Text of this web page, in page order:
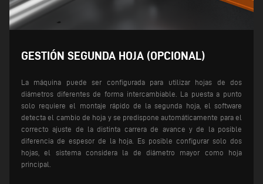
GESTIÓN SEGUNDA HOJA (OPCIONAL)
La máquina puede ser configurada para utilizar hojas de dos
diámetros diferentes de forma intercambiable. La puesta a punto
solo requiere el montaje rápido de la segunda hoja, el software
detecta el cambio de hoja y se predispone automáticamente para el
correcto ajuste de la distinta carrera de avance y de la posible
diferencia de espesor de la hoja.
Es posible configurar solo dos
hojas, el sistema considera la de diámetro mayor como hoja
principal.